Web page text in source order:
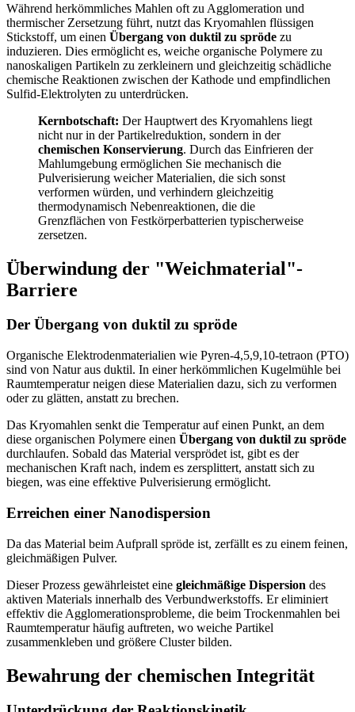
Während herkömmliches Mahlen oft zu Agglomeration und
thermischer Zersetzung führt, nutzt das Kryomahlen flüssigen
Stickstoff, um einen Übergang von duktil zu spröde zu
induzieren. Dies ermöglicht es, weiche organische Polymere zu
nanoskaligen Partikeln zu zerkleinern und gleichzeitig schädliche
chemische Reaktionen zwischen der Kathode und empfindlichen
Sulfid-Elektrolyten zu unterdrücken.
Kernbotschaft: Der Hauptwert des Kryomahlens liegt
nicht nur in der Partikelreduktion, sondern in der
chemischen Konservierung. Durch das Einfrieren der
Mahlumgebung ermöglichen Sie mechanisch die
Pulverisierung weicher Materialien, die sich sonst
verformen würden, und verhindern gleichzeitig
thermodynamisch Nebenreaktionen, die die
Grenzflächen von Festkörperbatterien typischerweise
zersetzen.
Überwindung der "Weichmaterial"-
Barriere
Der Übergang von duktil zu spröde
Organische Elektrodenmaterialien wie Pyren-4,5,9,10-tetraon (PTO)
sind von Natur aus duktil. In einer herkömmlichen Kugelmühle bei
Raumtemperatur neigen diese Materialien dazu, sich zu verformen
oder zu glätten, anstatt zu brechen.
Das Kryomahlen senkt die Temperatur auf einen Punkt, an dem
diese organischen Polymere einen Übergang von duktil zu spröde
durchlaufen. Sobald das Material versprödet ist, gibt es der
mechanischen Kraft nach, indem es zersplittert, anstatt sich zu
biegen, was eine effektive Pulverisierung ermöglicht.
Erreichen einer Nanodispersion
Da das Material beim Aufprall spröde ist, zerfällt es zu einem feinen,
gleichmäßigen Pulver.
Dieser Prozess gewährleistet eine gleichmäßige Dispersion des
aktiven Materials innerhalb des Verbundwerkstoffs. Er eliminiert
effektiv die Agglomerationsprobleme, die beim Trockenmahlen bei
Raumtemperatur häufig auftreten, wo weiche Partikel
zusammenkleben und größere Cluster bilden.
Bewahrung der chemischen Integrität